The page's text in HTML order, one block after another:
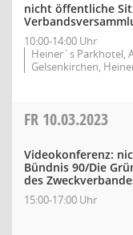
nicht öffentliche
10:00-14:00 Uhr
Heiner´s Parkhotel,
Gelsenkirchen,
FR 10.03.2023
Videokonferenz:
Bündnis 90/Die
des
15:00-17:00 Uhr